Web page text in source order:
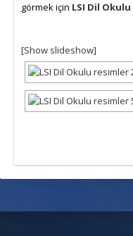
görmek için LSI Dil Okulu
[Show slideshow]